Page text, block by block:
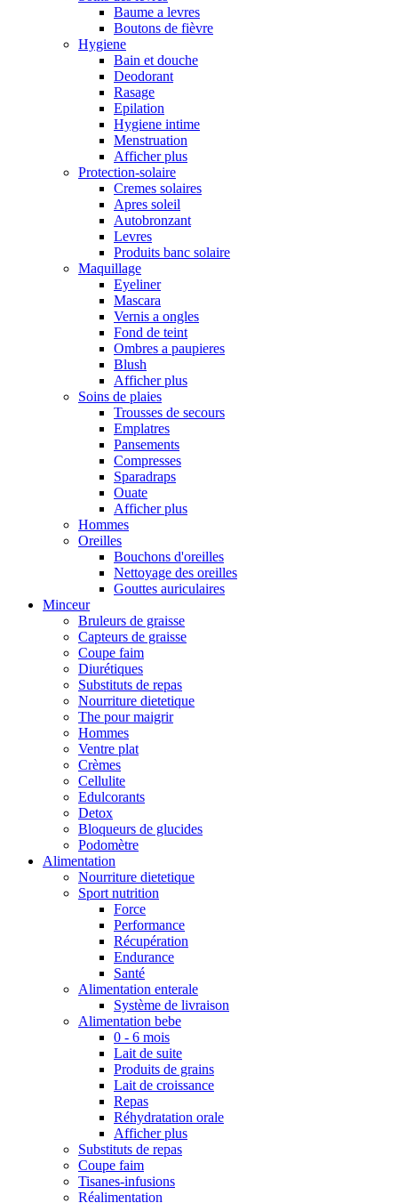
Baume a levres
Boutons de fièvre
Hygiene
Bain et douche
Deodorant
Rasage
Epilation
Hygiene intime
Menstruation
Afficher plus
Protection-solaire
Cremes solaires
Apres soleil
Autobronzant
Levres
Produits banc solaire
Maquillage
Eyeliner
Mascara
Vernis a ongles
Fond de teint
Ombres a paupieres
Blush
Afficher plus
Soins de plaies
Trousses de secours
Emplatres
Pansements
Compresses
Sparadraps
Ouate
Afficher plus
Hommes
Oreilles
Bouchons d'oreilles
Nettoyage des oreilles
Gouttes auriculaires
Minceur
Bruleurs de graisse
Capteurs de graisse
Coupe faim
Diurétiques
Substituts de repas
Nourriture dietetique
The pour maigrir
Hommes
Ventre plat
Crèmes
Cellulite
Edulcorants
Detox
Bloqueurs de glucides
Podomètre
Alimentation
Nourriture dietetique
Sport nutrition
Force
Performance
Récupération
Endurance
Santé
Alimentation enterale
Système de livraison
Alimentation bebe
0 - 6 mois
Lait de suite
Produits de grains
Lait de croissance
Repas
Réhydratation orale
Afficher plus
Substituts de repas
Coupe faim
Tisanes-infusions
Réalimentation